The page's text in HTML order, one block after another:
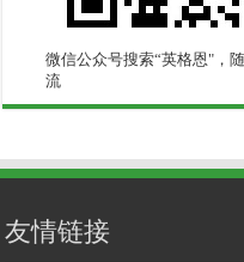
微信公众号搜索“英格恩"，
流
友情链接